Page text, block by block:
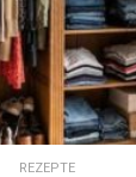
REZEPTE